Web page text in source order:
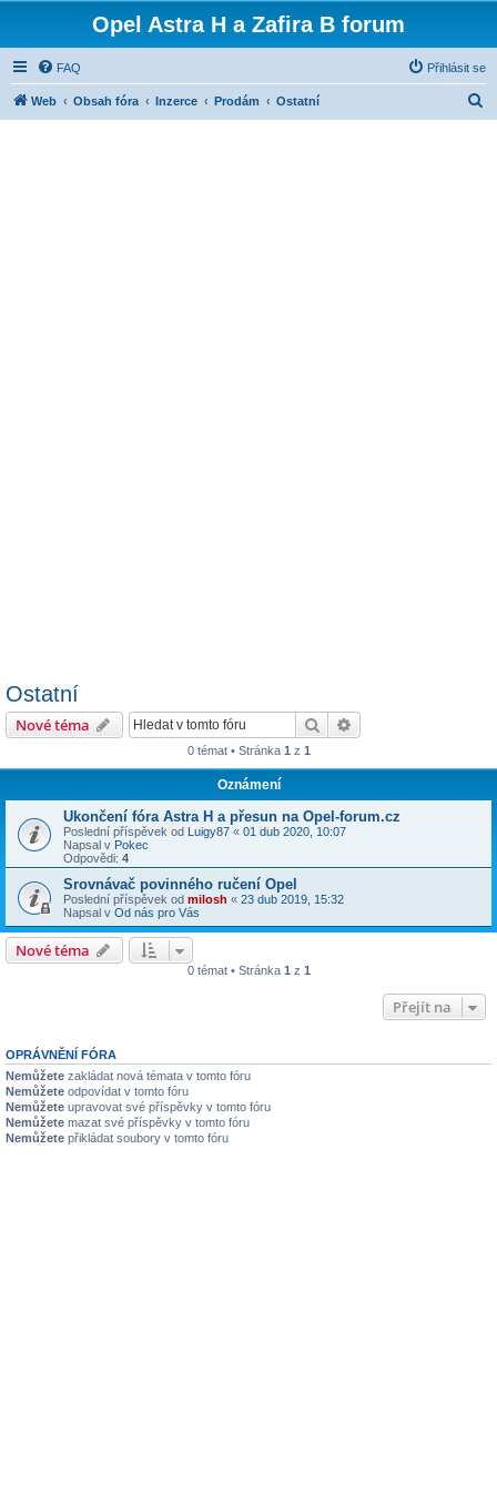
Opel Astra H a Zafira B forum
FAQ Přihlásit se
Web Obsah fóra Inzerce Prodám Ostatní
Ostatní
Nové téma Hledat
0 témat • Stránka 1 z 1
Oznámení
Ukončení fóra Astra H a přesun na Opel-forum.cz
Poslední příspěvek od Luigy87 « 01 dub 2020, 10:07
Napsal v Pokec
Odpovědi: 4
Srovnávač povinného ručení Opel
Poslední příspěvek od milosh « 23 dub 2019, 15:32
Napsal v Od nás pro Vás
Nové téma
0 témat • Stránka 1 z 1
Přejít na
OPRÁVNĚNÍ FÓRA
Nemůžete zakládat nová témata v tomto fóru
Nemůžete odpovídat v tomto fóru
Nemůžete upravovat své příspěvky v tomto fóru
Nemůžete mazat své příspěvky v tomto fóru
Nemůžete přikládat soubory v tomto fóru